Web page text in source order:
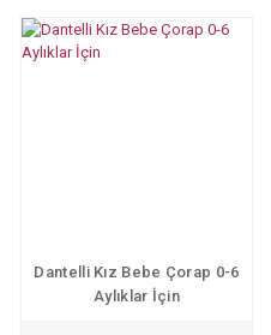
Dantelli Kız Bebe Çorap 0-6
Aylıklar İçin